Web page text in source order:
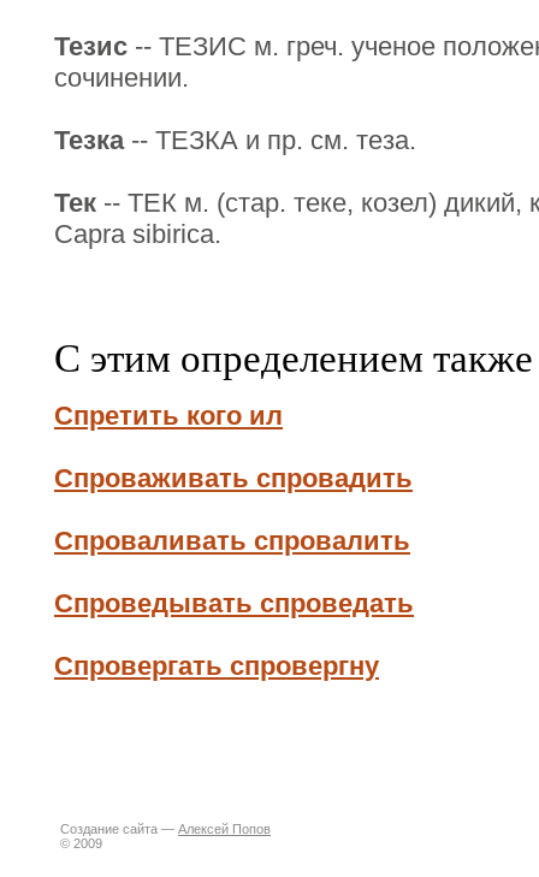
Тезис -- ТЕЗИС м. греч. ученое
сочинении.
Тезка-- ТЕЗКА и пр. см. теза.
Тек -- ТЕК м. (стар. теке, козел)
Capra sibirica.
С этим определением
Спретить кого ил
Спроваживать спровадить
Спроваливать спровалить
Спроведывать спроведать
Спровергать спровергну
Создание сайта — Алексей Попов
© 2009